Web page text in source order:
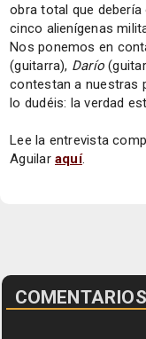
obra total que
cinco alienígenas
Nos ponemos en
(guitarra), Darío
contestan a nuestras
lo dudéis: la verdad
Lee la entrevista
Aguilaraquí.
COMENTARIOS